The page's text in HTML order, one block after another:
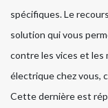
spécifiques. Le
solution qui vous
contre les vices et les
électrique chez vous,
Cette dernière est